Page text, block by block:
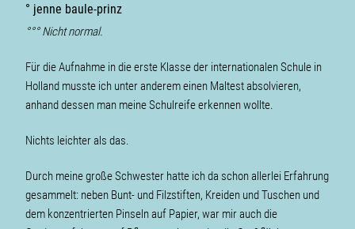
° jenne baule-prinz
°°° Nicht normal.
Für die Aufnahme in die erste Klasse der internationalen Schule in
Holland musste ich unter anderem einen Maltest ab­sol­vieren,
anhand dessen man meine Schulreife erkennen wollte.
Nichts leichter als das.
Durch meine große Schwester hatte ich da schon allerlei Erfahrung
gesammelt: neben Bunt- und Filzstiften, Kreiden und Tuschen und
dem konzentrierten Pinseln auf Papier, war mir auch die